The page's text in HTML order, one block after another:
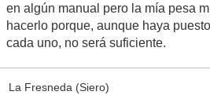
en algún manual pero la mía pesa
hacerlo porque, aunque haya
cada uno, no será suficiente.
La Fresneda (Siero)